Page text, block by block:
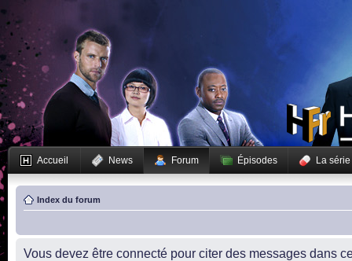
Accueil News Forum Épisodes La série
Index du forum
Vous devez être connecté pour citer des messages dans